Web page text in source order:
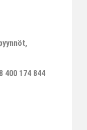
400 174 844